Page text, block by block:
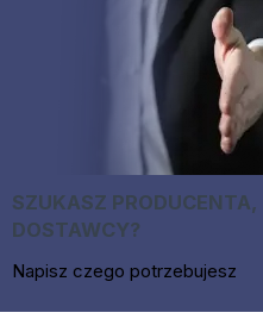
SZUKASZ PRODUCENTA,
DOSTAWCY?
Napisz czego potrzebujesz